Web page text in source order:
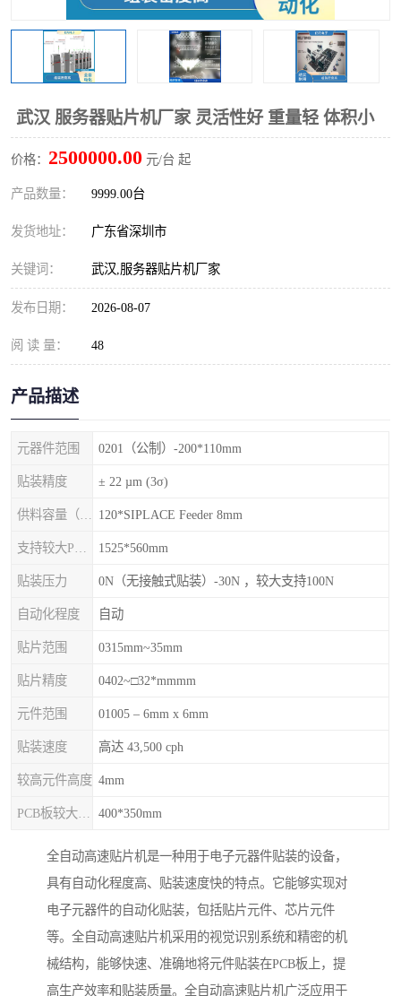
武汉 服务器贴片机厂家 灵活性好 重量轻 体积小
价格： 2500000.00 元/台 起
产品数量： 9999.00台
发货地址： 广东省深圳市
关键词： 武汉,服务器贴片机厂家
发布日期： 2026-08-07
阅 读 量： 48
产品描述
元器件范围 0201（公制）-200*110mm
贴装精度 ± 22 µm (3σ)
120*SIPLACE Feeder 8mm
1525*560mm
贴装压力 0N（无接触式贴装）-30N ，较大支持100N
自动化程度 自动
贴片范围 0315mm~35mm
贴片精度 0402~□32*mmmm
元件范围 01005 – 6mm x 6mm
贴装速度 高达 43,500 cph
较高元件高度 4mm
400*350mm
全自动高速贴片机是一种用于电子元器件贴装的设备，
具有自动化程度高、贴装速度快的特点。它能够实现对
电子元器件的自动化贴装，包括贴片元件、芯片元件
等。全自动高速贴片机采用的视觉识别系统和精密的机
械结构，能够快速、准确地将元件贴装在PCB板上，提
高生产效率和贴装质量。全自动高速贴片机广泛应用于